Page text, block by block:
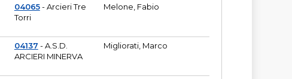
04065- Arcieri Tre
Torri
Melone, Fabio
04137 - A.S.D.
ARCIERI MINERVA
Migliorati, Marco